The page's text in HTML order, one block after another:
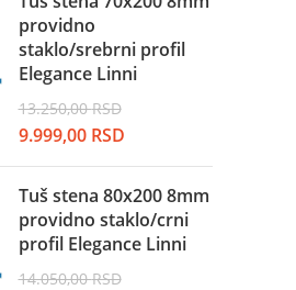
providno
staklo/srebrni profil
Elegance Linni
13.250,00RSD
Originalna
cena
je
bila:
13.250,00 RSD.
9.999,00 RSDTrenutna
cena
je:
9.999,00 RSD.
Tuš stena 80x200 8mm
providno staklo/crni
profil Elegance Linni
14.050,00RSD